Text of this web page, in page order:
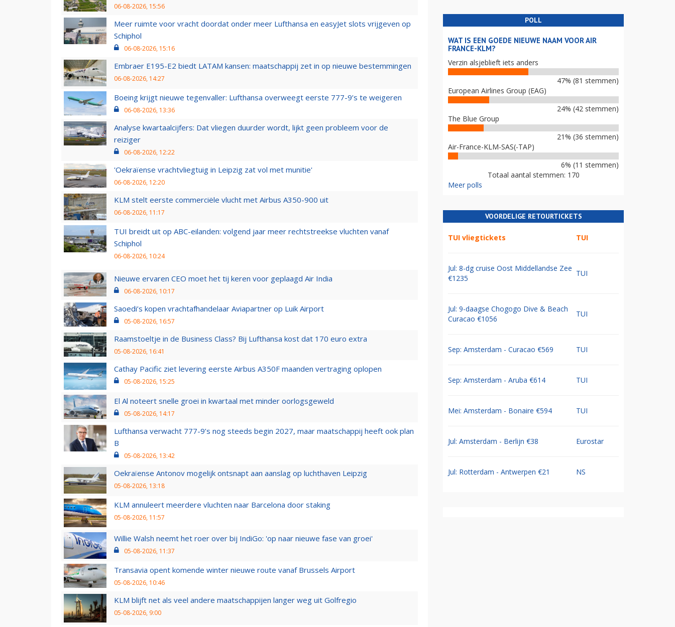
06-08-2026, 15:56
Meer ruimte voor vracht doordat onder meer Lufthansa en easyJet slots vrijgeven op
Schiphol
06-08-2026, 15:16
Embraer E195-E2 biedt LATAM kansen: maatschappij zet in op nieuwe bestemmingen
06-08-2026, 14:27
Boeing krijgt nieuwe tegenvaller: Lufthansa overweegt eerste 777-9’s te weigeren
06-08-2026, 13:36
Analyse kwartaalcijfers: Dat vliegen duurder wordt, lijkt geen probleem voor de
reiziger
06-08-2026, 12:22
'Oekraïense vrachtvliegtuig in Leipzig zat vol met munitie'
06-08-2026, 12:20
KLM stelt eerste commerciële vlucht met Airbus A350-900 uit
06-08-2026, 11:17
TUI breidt uit op ABC-eilanden: volgend jaar meer rechtstreekse vluchten vanaf
Schiphol
06-08-2026, 10:24
Nieuwe ervaren CEO moet het tij keren voor geplaagd Air India
06-08-2026, 10:17
Saoedi’s kopen vrachtafhandelaar Aviapartner op Luik Airport
05-08-2026, 16:57
Raamstoeltje in de Business Class? Bij Lufthansa kost dat 170 euro extra
05-08-2026, 16:41
Cathay Pacific ziet levering eerste Airbus A350F maanden vertraging oplopen
05-08-2026, 15:25
El Al noteert snelle groei in kwartaal met minder oorlogsgeweld
05-08-2026, 14:17
Lufthansa verwacht 777-9’s nog steeds begin 2027, maar maatschappij heeft ook plan
B
05-08-2026, 13:42
Oekraïense Antonov mogelijk ontsnapt aan aanslag op luchthaven Leipzig
05-08-2026, 13:18
KLM annuleert meerdere vluchten naar Barcelona door staking
05-08-2026, 11:57
Willie Walsh neemt het roer over bij IndiGo: 'op naar nieuwe fase van groei'
05-08-2026, 11:37
Transavia opent komende winter nieuwe route vanaf Brussels Airport
05-08-2026, 10:46
KLM blijft net als veel andere maatschappijen langer weg uit Golfregio
05-08-2026, 9:00
POLL
WAT IS EEN GOEDE NIEUWE NAAM VOOR AIR
FRANCE-KLM?
Verzin alsjeblieft iets anders
47% (81 stemmen)
European Airlines Group (EAG)
24% (42 stemmen)
The Blue Group
21% (36 stemmen)
Air-France-KLM-SAS(-TAP)
6% (11 stemmen)
Totaal aantal stemmen: 170
Meer polls
VOORDELIGE RETOURTICKETS
TUI vliegtickets TUI
Jul: 8-dg cruise Oost Middellandse Zee
€1235
TUI
Jul: 9-daagse Chogogo Dive & Beach
Curacao €1056
TUI
Sep: Amsterdam - Curacao €569 TUI
Sep: Amsterdam - Aruba €614 TUI
Mei: Amsterdam - Bonaire €594 TUI
Jul: Amsterdam - Berlijn €38 Eurostar
Jul: Rotterdam - Antwerpen €21 NS